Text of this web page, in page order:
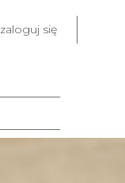
zaloguj się